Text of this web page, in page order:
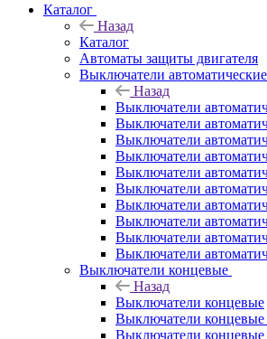
Каталог
Назад
Каталог
Автоматы защиты двигателя
Выключатели автоматические
Назад
Выключатели
Выключатели
Выключатели
Выключатели
Выключатели
Выключатели
Выключатели
Выключатели
Выключатели
Выключатели
Выключатели концевые
Назад
Выключатели концевые
Выключатели
Выключатели